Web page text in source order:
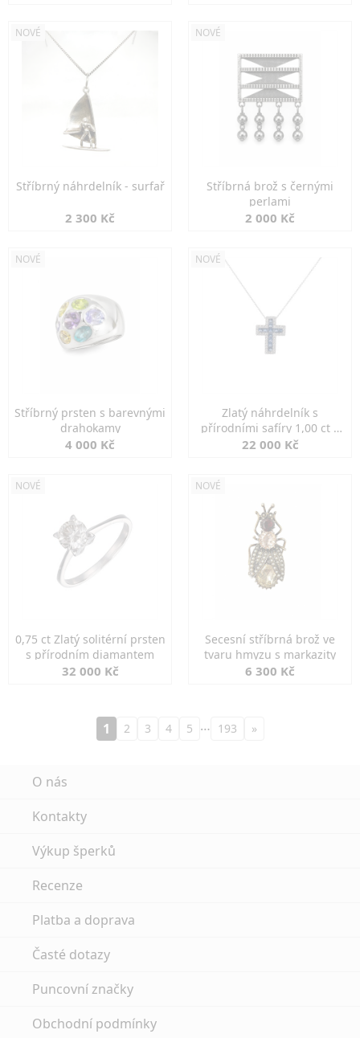
NOVÉ
Stříbrný náhrdelník - surfař
2 300 Kč
NOVÉ
Stříbrná brož s černými
perlami
2 000 Kč
NOVÉ
Stříbrný prsten s barevnými
drahokamy
4 000 Kč
NOVÉ
Zlatý náhrdelník s
přírodními safíry 1,00 ct a
diamanty
22 000 Kč
NOVÉ
0,75 ct Zlatý solitérní prsten
s přírodním diamantem
32 000 Kč
NOVÉ
Secesní stříbrná brož ve
tvaru hmyzu s markazity
6 300 Kč
1 2 3 4 5 … 193 »
O nás
Kontakty
Výkup šperků
Recenze
Platba a doprava
Časté dotazy
Puncovní značky
Obchodní podmínky